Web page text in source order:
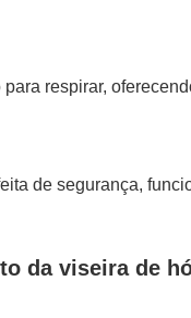
respirar,
de segurança,
da viseira de